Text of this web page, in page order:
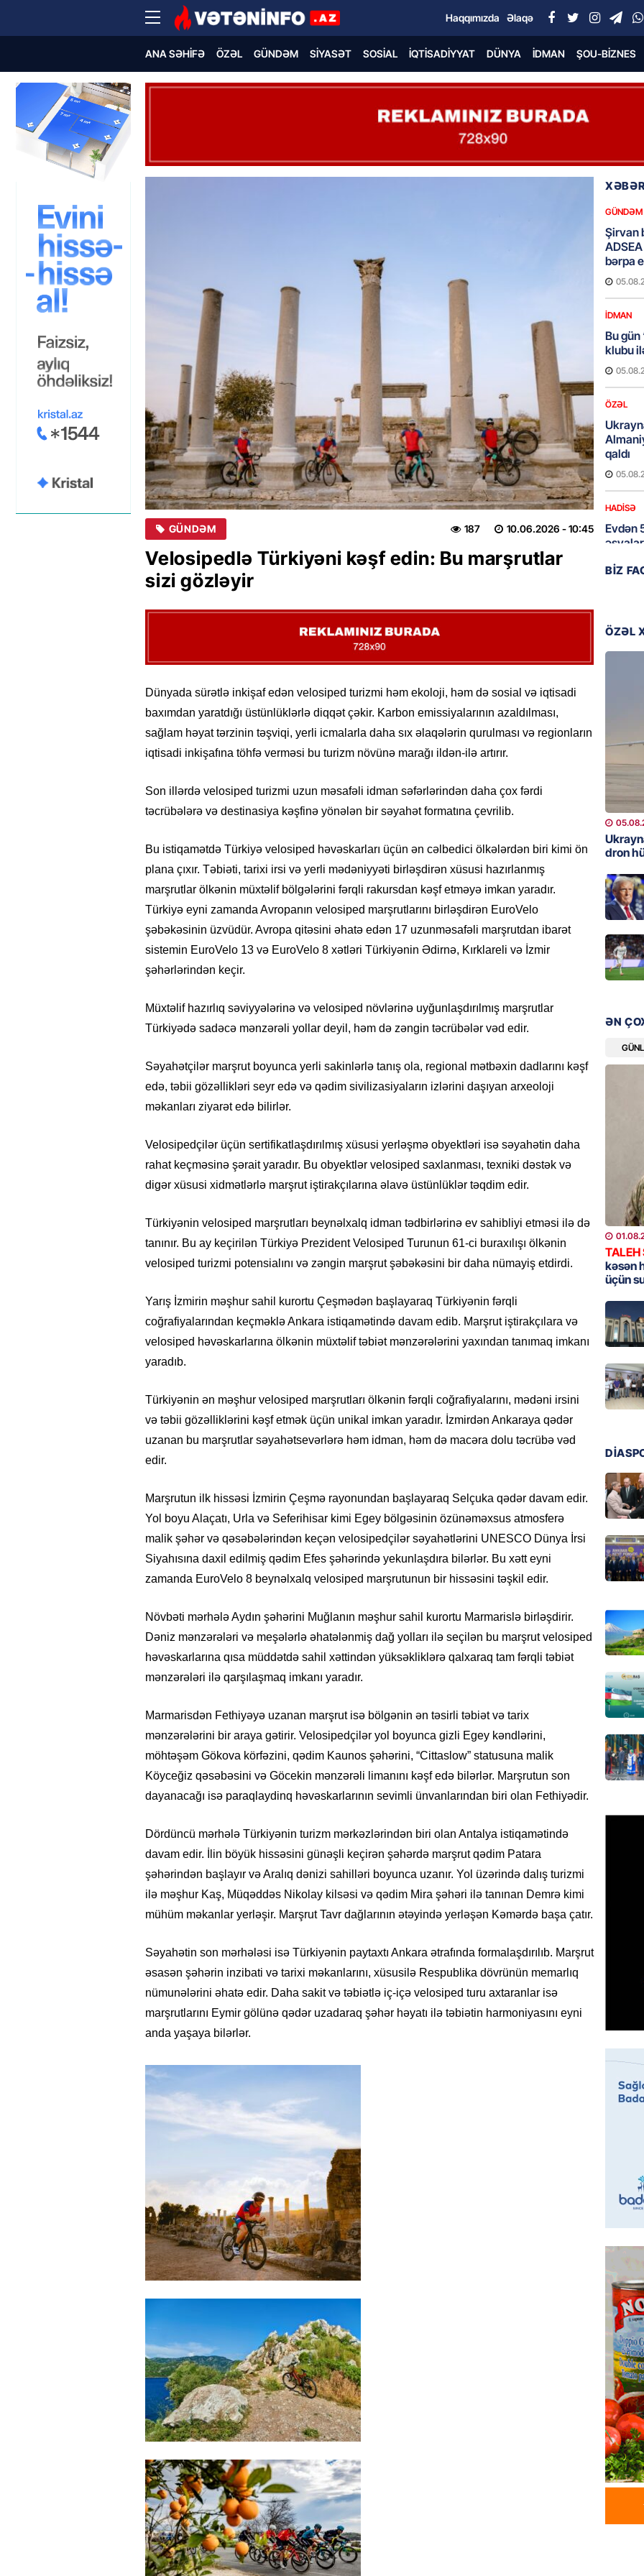
Haqqımızda Əlaqə
ANA SƏHIFƏ ÖZƏL GÜNDƏM SIYASƏT SOSIAL İQTISADIYYAT DÜNYA İDMAN ŞOU-BIZNES
GÜNDƏM 10.06.2026 - 10:45
187
Velosipedlə Türkiyəni kəşf edin: Bu marşrutlar
sizi gözləyir
Dünyada sürətlə inkişaf edən velosiped turizmi həm ekoloji, həm də sosial və iqtisadi
baxımdan yaratdığı üstünlüklərlə diqqət çəkir. Karbon emissiyalarının azaldılması,
sağlam həyat tərzinin təşviqi, yerli icmalarla daha sıx əlaqələrin qurulması və regionların
iqtisadi inkişafına töhfə verməsi bu turizm növünə marağı ildən-ilə artırır.
Son illərdə velosiped turizmi uzun məsafəli idman səfərlərindən daha çox fərdi
təcrübələrə və destinasiya kəşfinə yönələn bir səyahət formatına çevrilib.
Bu istiqamətdə Türkiyə velosiped həvəskarları üçün ən cəlbedici ölkələrdən biri kimi ön
plana çıxır. Təbiəti, tarixi irsi və yerli mədəniyyəti birləşdirən xüsusi hazırlanmış
marşrutlar ölkənin müxtəlif bölgələrini fərqli rakursdan kəşf etməyə imkan yaradır.
Türkiyə eyni zamanda Avropanın velosiped marşrutlarını birləşdirən EuroVelo
şəbəkəsinin üzvüdür. Avropa qitəsini əhatə edən 17 uzunməsafəli marşrutdan ibarət
sistemin EuroVelo 13 və EuroVelo 8 xətləri Türkiyənin Ədirnə, Kırklareli və İzmir
şəhərlərindən keçir.
Müxtəlif hazırlıq səviyyələrinə və velosiped növlərinə uyğunlaşdırılmış marşrutlar
Türkiyədə sadəcə mənzərəli yollar deyil, həm də zəngin təcrübələr vəd edir.
Səyahətçilər marşrut boyunca yerli sakinlərlə tanış ola, regional mətbəxin dadlarını kəşf
edə, təbii gözəllikləri seyr edə və qədim sivilizasiyaların izlərini daşıyan arxeoloji
məkanları ziyarət edə bilirlər.
Velosipedçilər üçün sertifikatlaşdırılmış xüsusi yerləşmə obyektləri isə səyahətin daha
rahat keçməsinə şərait yaradır. Bu obyektlər velosiped saxlanması, texniki dəstək və
digər xüsusi xidmətlərlə marşrut iştirakçılarına əlavə üstünlüklər təqdim edir.
Türkiyənin velosiped marşrutları beynəlxalq idman tədbirlərinə ev sahibliyi etməsi ilə də
tanınır. Bu ay keçirilən Türkiyə Prezident Velosiped Turunun 61-ci buraxılışı ölkənin
velosiped turizmi potensialını və zəngin marşrut şəbəkəsini bir daha nümayiş etdirdi.
Yarış İzmirin məşhur sahil kurortu Çeşmədən başlayaraq Türkiyənin fərqli
coğrafiyalarından keçməklə Ankara istiqamətində davam edib. Marşrut iştirakçılara və
velosiped həvəskarlarına ölkənin müxtəlif təbiət mənzərələrini yaxından tanımaq imkanı
yaradıb.
Türkiyənin ən məşhur velosiped marşrutları ölkənin fərqli coğrafiyalarını, mədəni irsini
və təbii gözəlliklərini kəşf etmək üçün unikal imkan yaradır. İzmirdən Ankaraya qədər
uzanan bu marşrutlar səyahətsevərlərə həm idman, həm də macəra dolu təcrübə vəd
edir.
Marşrutun ilk hissəsi İzmirin Çeşmə rayonundan başlayaraq Selçuka qədər davam edir.
Yol boyu Alaçatı, Urla və Seferihisar kimi Egey bölgəsinin özünəməxsus atmosferə
malik şəhər və qəsəbələrindən keçən velosipedçilər səyahətlərini UNESCO Dünya İrsi
Siyahısına daxil edilmiş qədim Efes şəhərində yekunlaşdıra bilərlər. Bu xətt eyni
zamanda EuroVelo 8 beynəlxalq velosiped marşrutunun bir hissəsini təşkil edir.
Növbəti mərhələ Aydın şəhərini Muğlanın məşhur sahil kurortu Marmarislə birləşdirir.
Dəniz mənzərələri və meşələrlə əhatələnmiş dağ yolları ilə seçilən bu marşrut velosiped
həvəskarlarına qısa müddətdə sahil xəttindən yüksəkliklərə qalxaraq tam fərqli təbiət
mənzərələri ilə qarşılaşmaq imkanı yaradır.
Marmarisdən Fethiyəyə uzanan marşrut isə bölgənin ən təsirli təbiət və tarix
mənzərələrini bir araya gətirir. Velosipedçilər yol boyunca gizli Egey kəndlərini,
möhtəşəm Gökova körfəzini, qədim Kaunos şəhərini, “Cittaslow” statusuna malik
Köyceğiz qəsəbəsini və Göcekin mənzərəli limanını kəşf edə bilərlər. Marşrutun son
dayanacağı isə paraqlaydinq həvəskarlarının sevimli ünvanlarından biri olan Fethiyədir.
Dördüncü mərhələ Türkiyənin turizm mərkəzlərindən biri olan Antalya istiqamətində
davam edir. İlin böyük hissəsini günəşli keçirən şəhərdə marşrut qədim Patara
şəhərindən başlayır və Aralıq dənizi sahilləri boyunca uzanır. Yol üzərində dalış turizmi
ilə məşhur Kaş, Müqəddəs Nikolay kilsəsi və qədim Mira şəhəri ilə tanınan Demrə kimi
mühüm məkanlar yerləşir. Marşrut Tavr dağlarının ətəyində yerləşən Kəmərdə başa çatır.
Səyahətin son mərhələsi isə Türkiyənin paytaxtı Ankara ətrafında formalaşdırılıb. Marşrut
əsasən şəhərin inzibati və tarixi məkanlarını, xüsusilə Respublika dövrünün memarlıq
nümunələrini əhatə edir. Daha sakit və təbiətlə iç-içə velosiped turu axtaranlar isə
marşrutlarını Eymir gölünə qədər uzadaraq şəhər həyatı ilə təbiətin harmoniyasını eyni
anda yaşaya bilərlər.
GÜNDƏM
Şirvan
bərpa
İDMAN
Bu gün
klubu
ÖZƏL
qaldı
HADISƏ
Evdən
İDMAN
Bu
DÜNYA
GÜNDƏM
HADISƏ
söydü,
BANNER
BANNER
Hikmət
verməz
REKLAM
üçün
ilə
GÜNDƏM
Xəzərə
yaxşı
GÜNDƏM
sədr
GÜNDƏM
Milli
-
BIZ
ÖZƏL
dron
ƏN
TALEH
kəsən
üçün